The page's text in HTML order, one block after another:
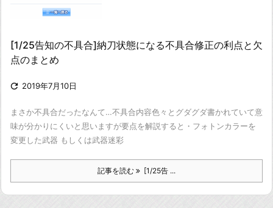
[1/25告知の不具合]納刀状態になる不具合修正の利点と欠
点のまとめ
 2019年7月10日
まさか不具合だったなんて…不具合内容色々とグダグダ書かれていて意
味が分かりにくいと思いますが要点を解説すると ・フォトンカラーを
変更した武器 もしくは武器迷彩
記事を読む [1/25告 ...